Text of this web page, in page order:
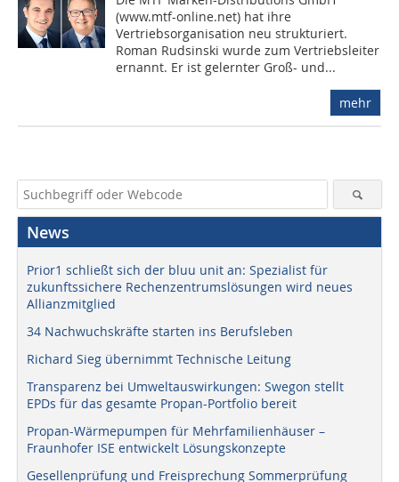
(www.mtf-online.net) hat ihre
Vertriebsorganisation neu strukturiert.
Roman Rudsinski wurde zum Vertriebsleiter
ernannt. Er ist gelernter Groß- und...
mehr
News
Prior1 schließt sich der bluu unit an: Spezialist für
zukunftssichere Rechenzentrumslösungen wird neues
Allianzmitglied
34 Nachwuchskräfte starten ins Berufsleben
Richard Sieg übernimmt Technische Leitung
Transparenz bei Umweltauswirkungen: Swegon stellt
EPDs für das gesamte Propan-Portfolio bereit
Propan-Wärmepumpen für Mehrfamilienhäuser –
Fraunhofer ISE entwickelt Lösungskonzepte
Gesellenprüfung und Freisprechung Sommerprüfung